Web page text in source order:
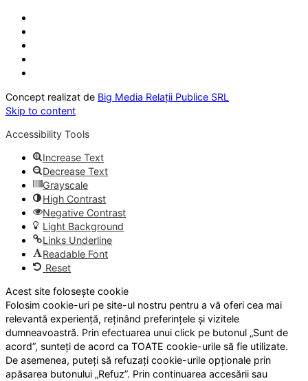
Concept realizat de Big Media Relații Publice SRL
Skip to content
Accessibility Tools
Increase Text
Decrease Text
Grayscale
High Contrast
Negative Contrast
Light Background
Links Underline
Readable Font
Reset
Acest site folosește cookie
Folosim cookie-uri pe site-ul nostru pentru a vă oferi cea mai
relevantă experiență, reținând preferințele și vizitele
dumneavoastră. Prin efectuarea unui click pe butonul „Sunt de
acord”, sunteți de acord ca TOATE cookie-urile să fie utilizate.
De asemenea, puteți să refuzați cookie-urile opționale prin
apăsarea butonului „Refuz”. Prin continuarea accesării sau